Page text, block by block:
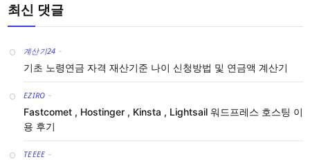
최신 댓글
계산기24 -
기초 노령연금 자격 재산기준 나이 신청방법 및 연금액 계산기
EZIRO -
Fastcomet , Hostinger , Kinsta , Lightsail 워드프레스 호스팅 이
용 후기
TEEEE -